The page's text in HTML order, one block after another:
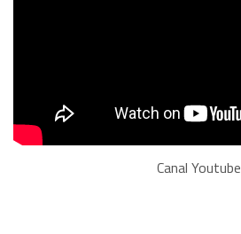
Canal Youtube